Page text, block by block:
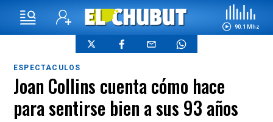
90.1 Mhz
ESPECTACULOS
Joan Collins cuenta cómo hace
para sentirse bien a sus 93 años